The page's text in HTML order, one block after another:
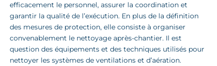
efficacement le personnel, assurer la coordination et
garantir la qualité de l’exécution. En plus de la définition
des mesures de protection, elle consiste à organiser
convenablement le nettoyage après-chantier. Il est
question des équipements et des techniques utilisés pour
nettoyer les systèmes de ventilations et d’aération.